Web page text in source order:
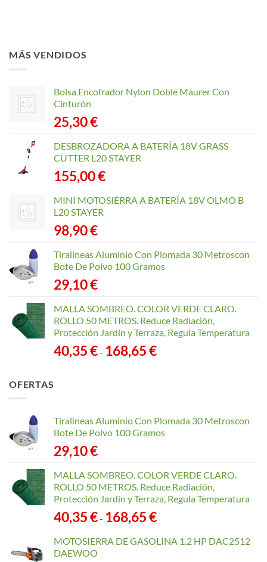
MÁS VENDIDOS
Bolsa Encofrador Nylon Doble Maurer Con
Cinturón
25,30€
DESBROZADORA A BATERÍA 18V GRASS
CUTTER L20 STAYER
155,00€
MINI MOTOSIERRA A BATERÍA 18V OLMO B
L20 STAYER
98,90€
Tiralineas Aluminio Con Plomada 30 Metroscon
Bote De Polvo 100 Gramos
29,10€
MALLA SOMBREO. COLOR VERDE CLARO.
ROLLO 50 METROS. Reduce Radiación,
Protección Jardín y Terraza, Regula Temperatura
40,35€- 168,65€Rango
168,65 €
OFERTAS
Tiralineas Aluminio Con Plomada 30 Metroscon
Bote De Polvo 100 Gramos
29,10€
MALLA SOMBREO. COLOR VERDE CLARO.
ROLLO 50 METROS. Reduce Radiación,
Protección Jardín y Terraza, Regula Temperatura
40,35€- 168,65€Rango
precios:
MOTOSIERRA DE GASOLINA 1.2 HP DAC2512
DAEWOO